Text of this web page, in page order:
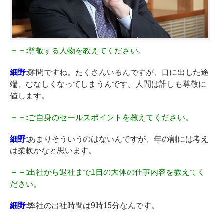
－－:尊敬する人物を教えてください。
細野:難問ですね。たくさんいるんですが、口に出した途
端、むなしくなってしまうんです。人間は誰しも尊敬に
値します。
－－:ご自身のセールスポイントを教えてください。
細野:あまりそういうのはないんですが、年の割には考え
は柔軟かなと思います。
－－:出社から退社まで1日の大体の仕事内容を教えてく
ださい。
細野:弊社の出社時間は9時15分なんです。